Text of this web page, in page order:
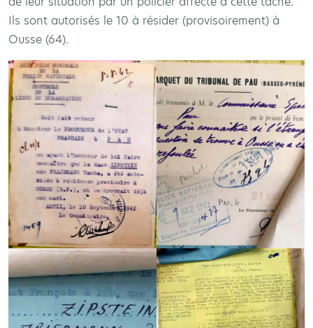
Ils sont autorisés le 10 à résider (provisoirement) à
Ousse (64).